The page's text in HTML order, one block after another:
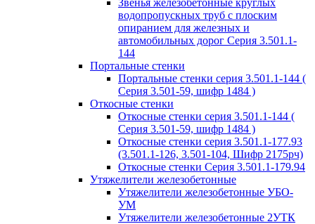
Звенья железобетонные круглых
водопропускных труб с плоским
опиранием для железных и
автомобильных дорог Серия 3.501.1-
144
Портальные стенки
Портальные стенки серия 3.501.1-144 (
Серия 3.501-59, шифр 1484 )
Откосные стенки
Откосные стенки серия 3.501.1-144 (
Серия 3.501-59, шифр 1484 )
Откосные стенки серия 3.501.1-177.93
(3.501.1-126, 3.501-104, Шифр 2175рч)
Откосные стенки Серия 3.501.1-179.94
Утяжелители железобетонные
Утяжелители железобетонные УБО-
УМ
Утяжелители железобетонные 2УТК